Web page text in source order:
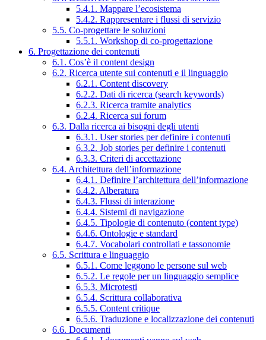
5.4.1. Mappare l’ecosistema
5.4.2. Rappresentare i flussi di servizio
5.5. Co-progettare le soluzioni
5.5.1. Workshop di co-progettazione
6. Progettazione dei contenuti
6.1. Cos’è il content design
6.2. Ricerca utente sui contenuti e il linguaggio
6.2.1. Content discovery
6.2.2. Dati di ricerca (search keywords)
6.2.3. Ricerca tramite analytics
6.2.4. Ricerca sui forum
6.3. Dalla ricerca ai bisogni degli utenti
6.3.1. User stories per definire i contenuti
6.3.2. Job stories per definire i contenuti
6.3.3. Criteri di accettazione
6.4. Architettura dell’informazione
6.4.1. Definire l’architettura dell’informazione
6.4.2. Alberatura
6.4.3. Flussi di interazione
6.4.4. Sistemi di navigazione
6.4.5. Tipologie di contenuto (content type)
6.4.6. Ontologie e standard
6.4.7. Vocabolari controllati e tassonomie
6.5. Scrittura e linguaggio
6.5.1. Come leggono le persone sul web
6.5.2. Le regole per un linguaggio semplice
6.5.3. Microtesti
6.5.4. Scrittura collaborativa
6.5.5. Content critique
6.5.6. Traduzione e localizzazione dei contenuti
6.6. Documenti